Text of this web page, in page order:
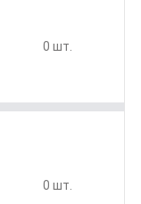
0 шт.
0 шт.